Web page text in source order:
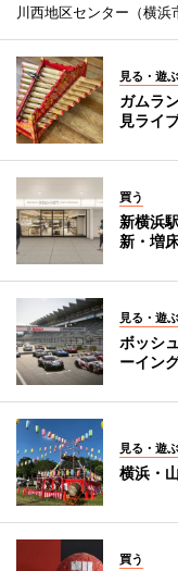
川西地区センター（横浜
見る・遊ぶ
ガムラ
見ライ
買う
新横浜
新・増
見る・遊ぶ
ボッシ
ーイン
見る・遊ぶ
横浜・
買う